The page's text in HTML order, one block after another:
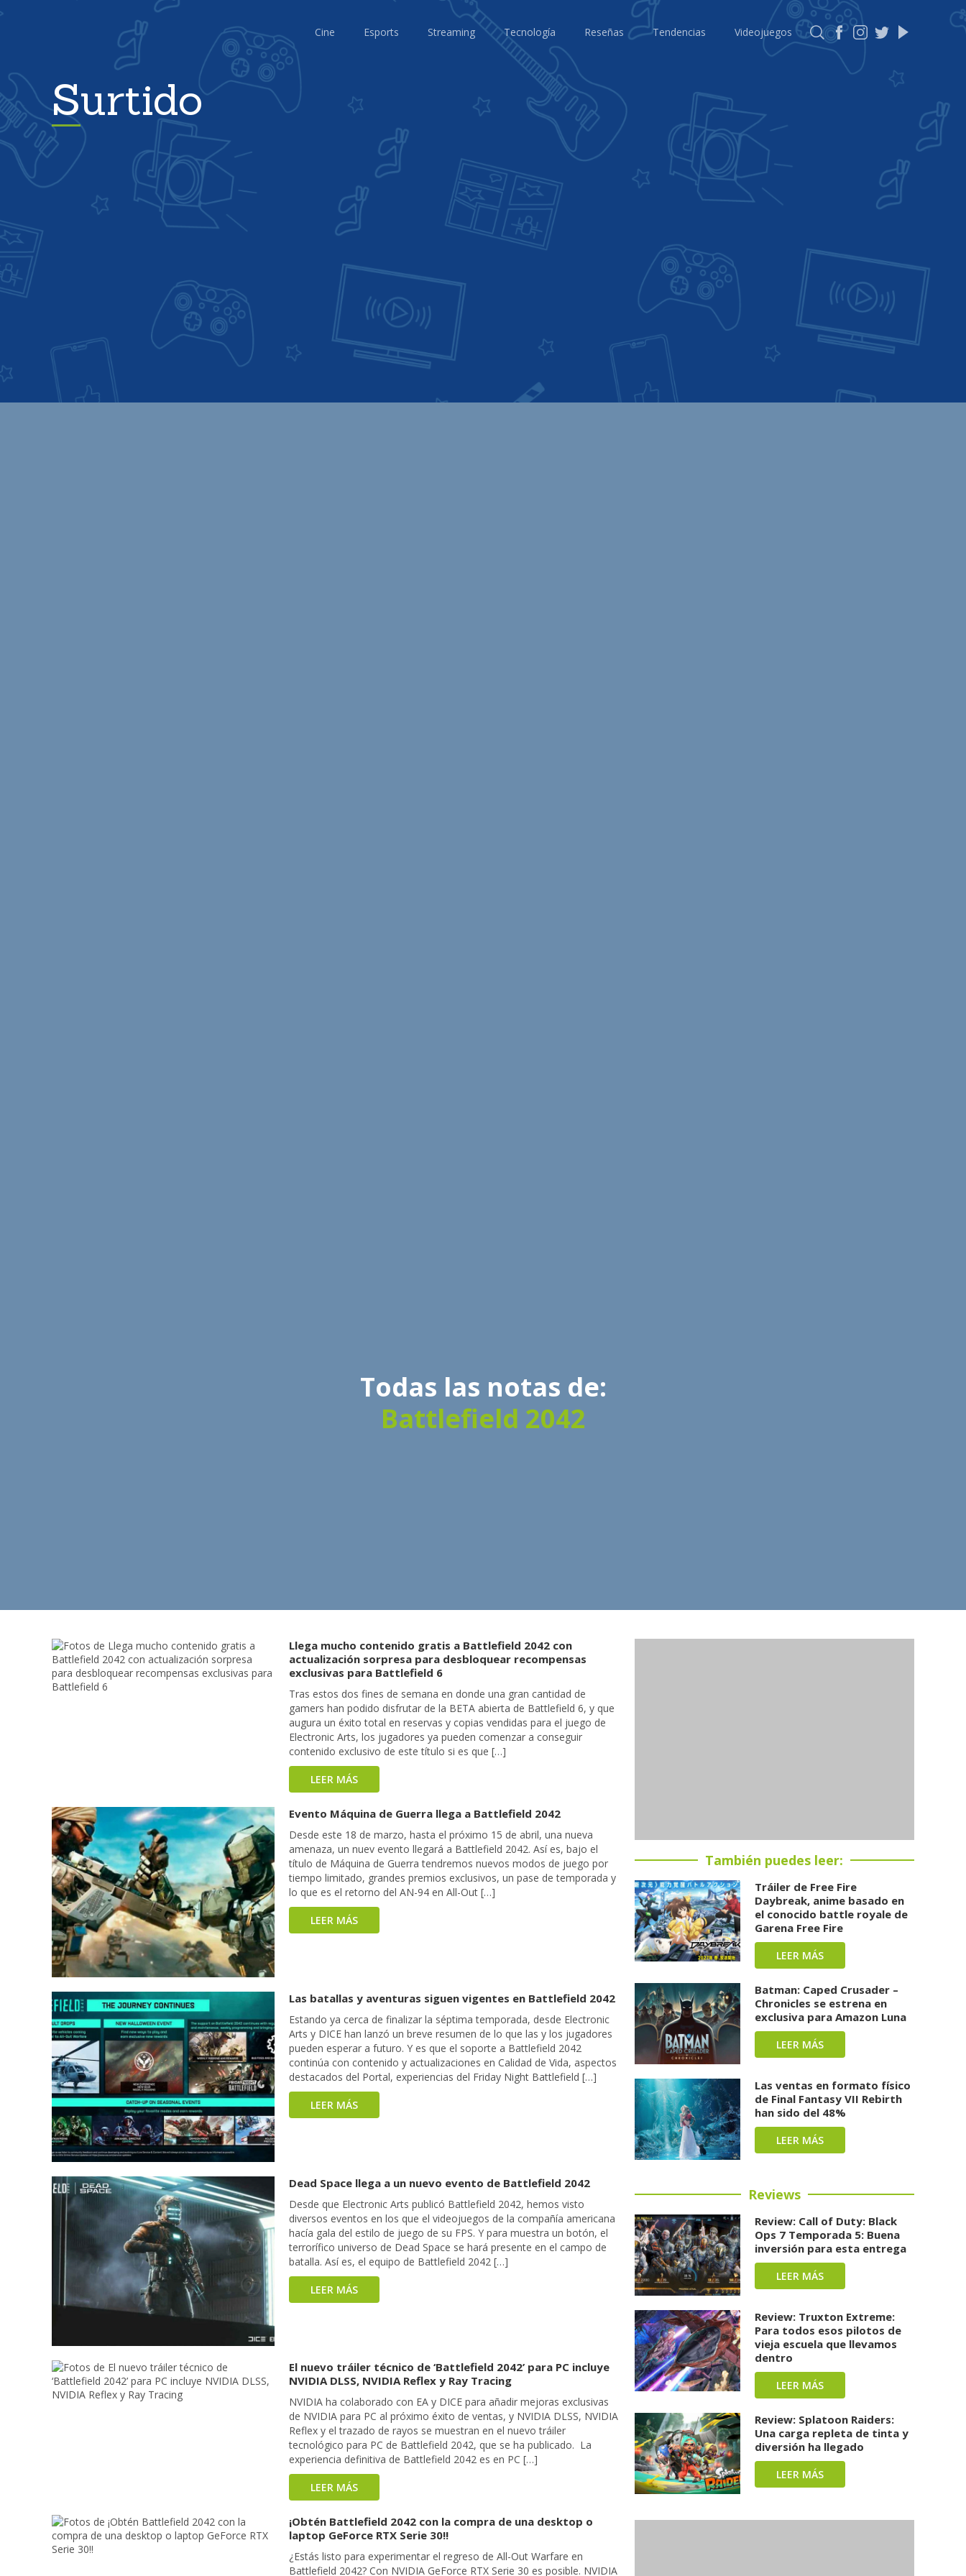
Cine Esports Streaming Tecnología Reseñas Tendencias Videojuegos
Surtido
Todas las notas de:
Battlefield 2042
Llega mucho contenido gratis a Battlefield 2042 con
actualización sorpresa para desbloquear recompensas
exclusivas para Battlefield 6
Tras estos dos fines de semana en donde una gran cantidad de
gamers han podido disfrutar de la BETA abierta de Battlefield 6, y que
augura un éxito total en reservas y copias vendidas para el juego de
Electronic Arts, los jugadores ya pueden comenzar a conseguir
contenido exclusivo de este título si es que […]
LEER MÁS
Evento Máquina de Guerra llega a Battlefield 2042
Desde este 18 de marzo, hasta el próximo 15 de abril, una nueva
amenaza, un nuev evento llegará a Battlefield 2042. Así es, bajo el
título de Máquina de Guerra tendremos nuevos modos de juego por
tiempo limitado, grandes premios exclusivos, un pase de temporada y
lo que es el retorno del AN-94 en All-Out […]
LEER MÁS
Las batallas y aventuras siguen vigentes en Battlefield 2042
Estando ya cerca de finalizar la séptima temporada, desde Electronic
Arts y DICE han lanzó un breve resumen de lo que las y los jugadores
pueden esperar a futuro. Y es que el soporte a Battlefield 2042
continúa con contenido y actualizaciones en Calidad de Vida, aspectos
destacados del Portal, experiencias del Friday Night Battlefield […]
LEER MÁS
Dead Space llega a un nuevo evento de Battlefield 2042
Desde que Electronic Arts publicó Battlefield 2042, hemos visto
diversos eventos en los que el videojuegos de la compañía americana
hacía gala del estilo de juego de su FPS. Y para muestra un botón, el
terrorífico universo de Dead Space se hará presente en el campo de
batalla. Así es, el equipo de Battlefield 2042 […]
LEER MÁS
El nuevo tráiler técnico de ‘Battlefield 2042’ para PC incluye
NVIDIA DLSS, NVIDIA Reflex y Ray Tracing
NVIDIA ha colaborado con EA y DICE para añadir mejoras exclusivas
de NVIDIA para PC al próximo éxito de ventas, y NVIDIA DLSS, NVIDIA
Reflex y el trazado de rayos se muestran en el nuevo tráiler
tecnológico para PC de Battlefield 2042, que se ha publicado. La
experiencia definitiva de Battlefield 2042 es en PC […]
LEER MÁS
¡Obtén Battlefield 2042 con la compra de una desktop o
laptop GeForce RTX Serie 30!!
¿Estás listo para experimentar el regreso de All-Out Warfare en
Battlefield 2042? Con NVIDIA GeForce RTX Serie 30 es posible. NVIDIA
También puedes leer:
Tráiler de Free Fire
Daybreak, anime basado en
el conocido battle royale de
Garena Free Fire
LEER MÁS
Batman: Caped Crusader –
Chronicles se estrena en
exclusiva para Amazon Luna
LEER MÁS
Las ventas en formato físico
de Final Fantasy VII Rebirth
han sido del 48%
LEER MÁS
Reviews
Review: Call of Duty: Black
Ops 7 Temporada 5: Buena
inversión para esta entrega
LEER MÁS
Review: Truxton Extreme:
Para todos esos pilotos de
vieja escuela que llevamos
dentro
LEER MÁS
Review: Splatoon Raiders:
Una carga repleta de tinta y
diversión ha llegado
LEER MÁS